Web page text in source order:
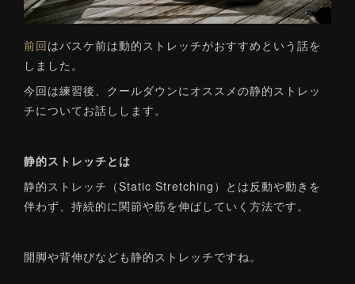
前回はバスケ前は動的ストレッチがおすすめという話を
しました。
今回は練習後、クールダウンにオススメの静的ストレッ
チについてお話しします。
静的ストレッチとは
静的ストレッチ（Static Stretching）とは反動や動きを
伴わず、持続的に関節や筋を伸ばしていく方法です。
開脚や背伸びなども静的ストレッチですね。